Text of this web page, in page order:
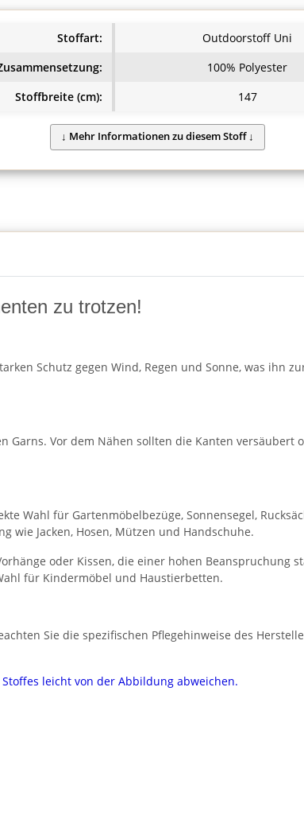
Stoffart:
Outdoorstoff Uni
100% Polyester
Stoffbreite (cm):
147
zu trotzen!
Schutz gegen Wind, Regen und Sonne, was ihn
Garns. Vor dem Nähen sollten die Kanten versäubert
Wahl für Gartenmöbelbezüge, Sonnensegel,
wie Jacken, Hosen, Mützen und Handschuhe.
oder Kissen, die einer hohen Beanspruchung
für Kindermöbel und Haustierbetten.
Sie die spezifischen Pflegehinweise des
leicht von der Abbildung abweichen.